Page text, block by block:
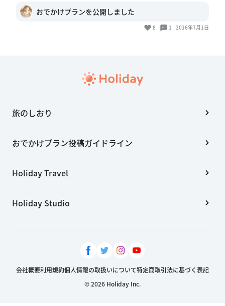
おでかけプランを公開しました
8 1 2016年7月1日
旅のしおり
おでかけプラン投稿ガイドライン
Holiday Travel
Holiday Studio
会社概要利用規約個人情報の取扱いについて特定商取引法に基づく表記
© 2026 Holiday Inc.